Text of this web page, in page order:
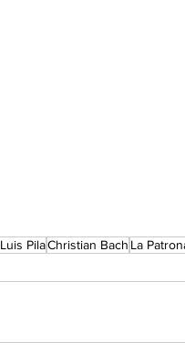
PilaChristian Bach La